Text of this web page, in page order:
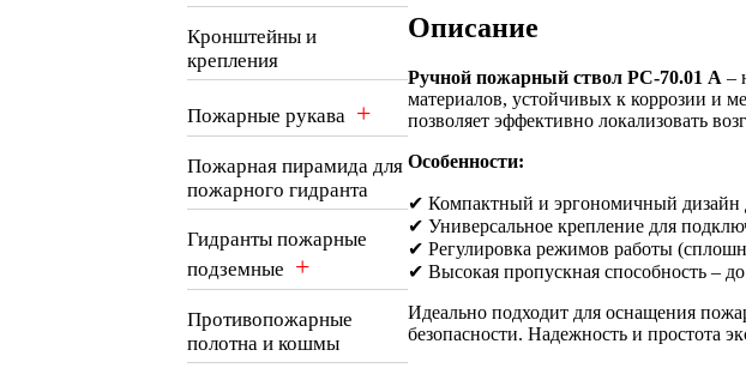
Кронштейны и
крепления
Пожарные рукава +
Пожарная пирамида для
пожарного гидранта
Гидранты пожарные
подземные +
Противопожарные
полотна и кошмы
Описание
Ручной пожарный ствол РС-70.01 А–
материалов, устойчивых к коррозии и
позволяет эффективно локализовать
Особенности:
✔ Компактный и эргономичный дизайн
✔ Универсальное крепление для
✔ Регулировка режимов работы
✔ Высокая пропускная способность –
Идеально подходит для оснащения
безопасности. Надежность и простота